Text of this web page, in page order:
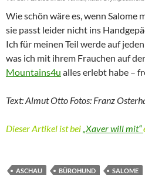
Wie schön wäre es, wenn Salome
sie passt leider nicht ins
Ich für meinen Teil werde auf
was ich mit ihrem Frauchen auf
Mountains4u alles erlebt habe –
Text: Almut Otto Fotos: Franz
Dieser Artikel ist bei„Xaver will mit“
ASCHAU BÜROHUND SALOME